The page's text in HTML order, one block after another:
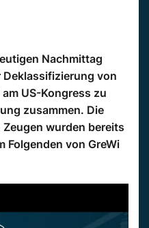
Nachmittag
Deklassifizierung von
US-Kongress zu
zusammen. Die
wurden bereits
von GreWi